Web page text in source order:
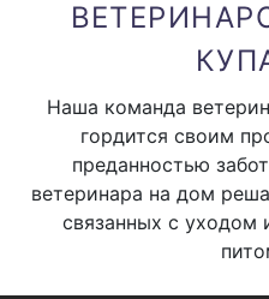
Наша команда
гордится своим
преданностью
ветеринара на дом
связанных с уходом